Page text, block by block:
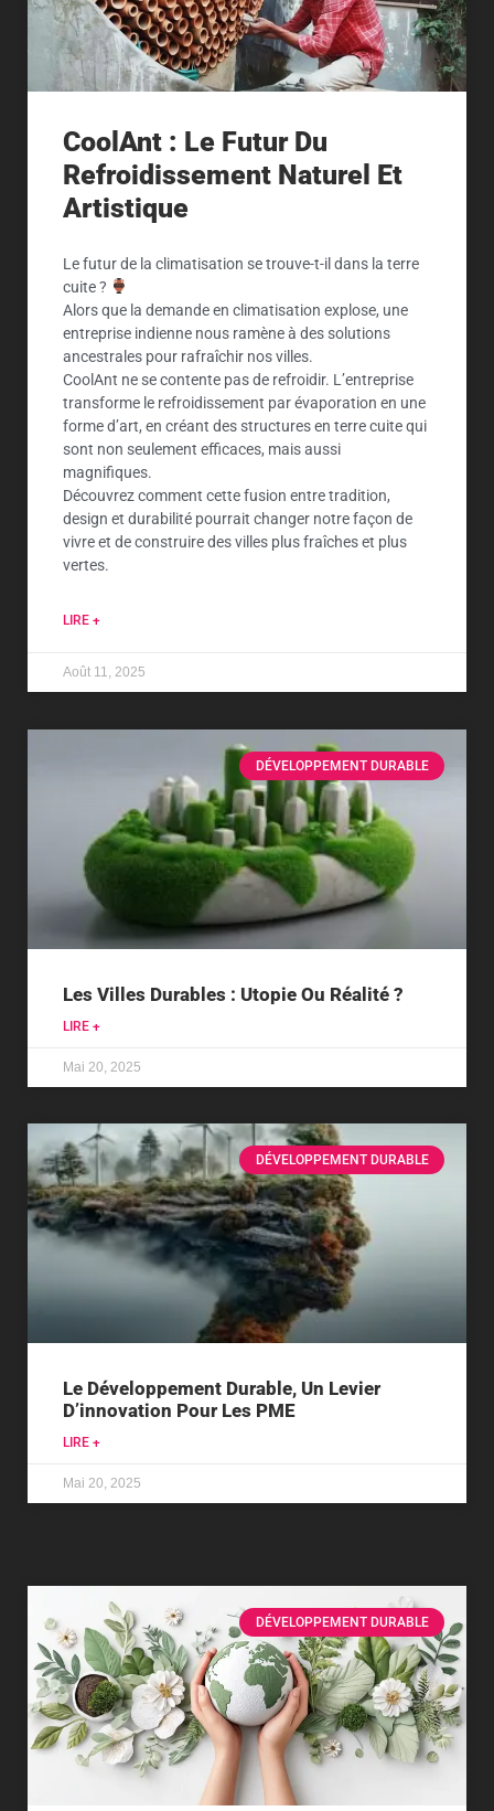
CoolAnt : Le Futur Du
Refroidissement Naturel Et
Artistique
Le futur de la climatisation se trouve-t-il dans la terre
cuite ?
Alors que la demande en climatisation explose, une
entreprise indienne nous ramène à des solutions
ancestrales pour rafraîchir nos villes.
CoolAnt ne se contente pas de refroidir. L’entreprise
transforme le refroidissement par évaporation en une
forme d’art, en créant des structures en terre cuite qui
sont non seulement efficaces, mais aussi
magnifiques.
Découvrez comment cette fusion entre tradition,
design et durabilité pourrait changer notre façon de
vivre et de construire des villes plus fraîches et plus
vertes.
LIRE +
Août 11, 2025
DÉVELOPPEMENT DURABLE
Les Villes Durables : Utopie Ou Réalité ?
LIRE +
Mai 20, 2025
DÉVELOPPEMENT DURABLE
Le Développement Durable, Un Levier
D’innovation Pour Les PME
LIRE +
Mai 20, 2025
DÉVELOPPEMENT DURABLE